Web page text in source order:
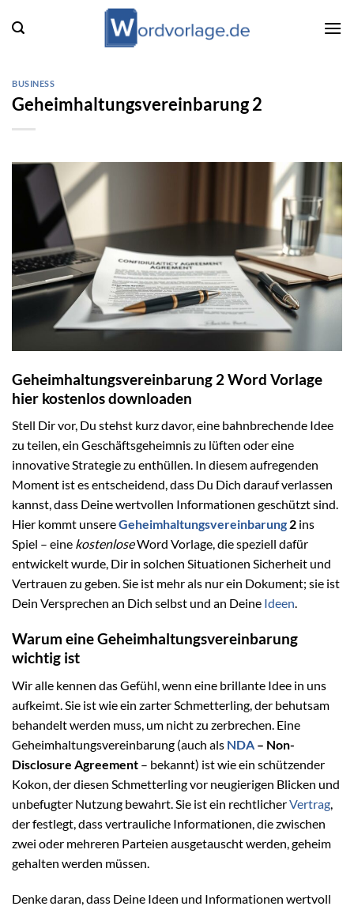
Inhalt
BUSINESS
Geheimhaltungsvereinbarung 2
Geheimhaltungsvereinbarung 2 Word Vorlage
hier kostenlos downloaden
Stell Dir vor, Du stehst kurz davor, eine bahnbrechende Idee
zu teilen, ein Geschäftsgeheimnis zu lüften oder eine
innovative Strategie zu enthüllen. In diesem aufregenden
Moment ist es entscheidend, dass Du Dich darauf verlassen
kannst, dass Deine wertvollen Informationen geschützt sind.
Hier kommt unsereGeheimhaltungsvereinbarung 2 ins
Spiel – eine kostenloseWord Vorlage, die speziell dafür
entwickelt wurde, Dir in solchen Situationen Sicherheit und
Vertrauen zu geben. Sie ist mehr als nur ein Dokument; sie ist
Dein Versprechen an Dich selbst und an Deine Ideen.
Warum eine Geheimhaltungsvereinbarung
wichtig ist
Wir alle kennen das Gefühl, wenn eine brillante Idee in uns
aufkeimt. Sie ist wie ein zarter Schmetterling, der behutsam
behandelt werden muss, um nicht zu zerbrechen. Eine
Geheimhaltungsvereinbarung (auch als NDA – Non-
Disclosure Agreement – bekannt) ist wie ein schützender
Kokon, der diesen Schmetterling vor neugierigen Blicken und
unbefugter Nutzung bewahrt. Sie ist ein rechtlicherVertrag
der festlegt, dass vertrauliche Informationen, die zwischen
zwei oder mehreren Parteien ausgetauscht werden, geheim
gehalten werden müssen.
Denke daran, dass Deine Ideen und Informationen wertvoll